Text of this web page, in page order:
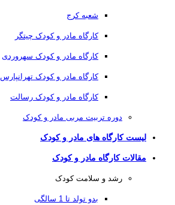
شعبه کرج
کارگاه مادر و کودک چیتگر
کارگاه مادر و کودک سهروردی
کارگاه مادر و کودک تهرانپارس
کارگاه مادر و کودک رسالت
دوره تربیت مربی مادر و کودک
لیست کارگاه های مادر و کودک
مقالات کارگاه مادر و کودک
رشد و سلامت کودک
بدو تولد تا 1 سالگی